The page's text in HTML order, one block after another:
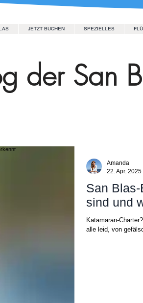
JETZT BUCHEN SPEZIELLES
der San
San
sind und
Katamaran-
alle leid, von
Amanda
22. Apr. 2025